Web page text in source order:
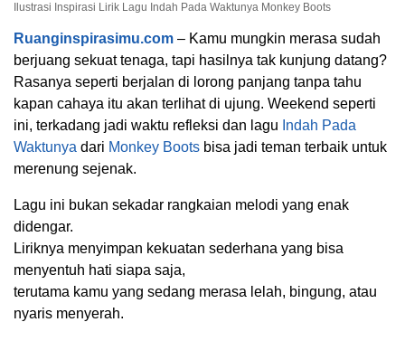
Ilustrasi Inspirasi Lirik Lagu Indah Pada Waktunya Monkey Boots
Ruanginspirasimu.com – Kamu mungkin merasa sudah
berjuang sekuat tenaga, tapi hasilnya tak kunjung datang?
Rasanya seperti berjalan di lorong panjang tanpa tahu
kapan cahaya itu akan terlihat di ujung. Weekend seperti
ini, terkadang jadi waktu refleksi dan lagu Indah Pada
Waktunya dari Monkey Boots bisa jadi teman terbaik untuk
merenung sejenak.
Lagu ini bukan sekadar rangkaian melodi yang enak
didengar.
Liriknya menyimpan kekuatan sederhana yang bisa
menyentuh hati siapa saja,
terutama kamu yang sedang merasa lelah, bingung, atau
nyaris menyerah.